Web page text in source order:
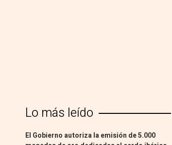
Lo más leído
El Gobierno autoriza la emisión de 5.000